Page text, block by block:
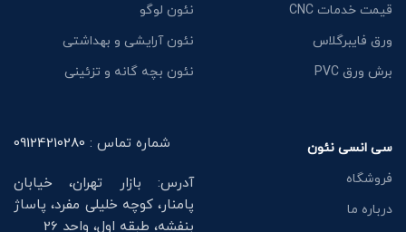
قیمت خدمات CNC
ورق فایبرگلاس
برش ورق PVC
نئون لوگو
نئون آرایشی و بهداشتی
نئون بچه گانه و تزئینی
سی انسی نئون
فروشگاه
درباره ما
شماره تماس : 09124210280
آدرس: بازار تهران، خیابان
پامنار، کوچه خلیلی مفرد، پاساژ
بنفشه، طبقه اول، واحد 26